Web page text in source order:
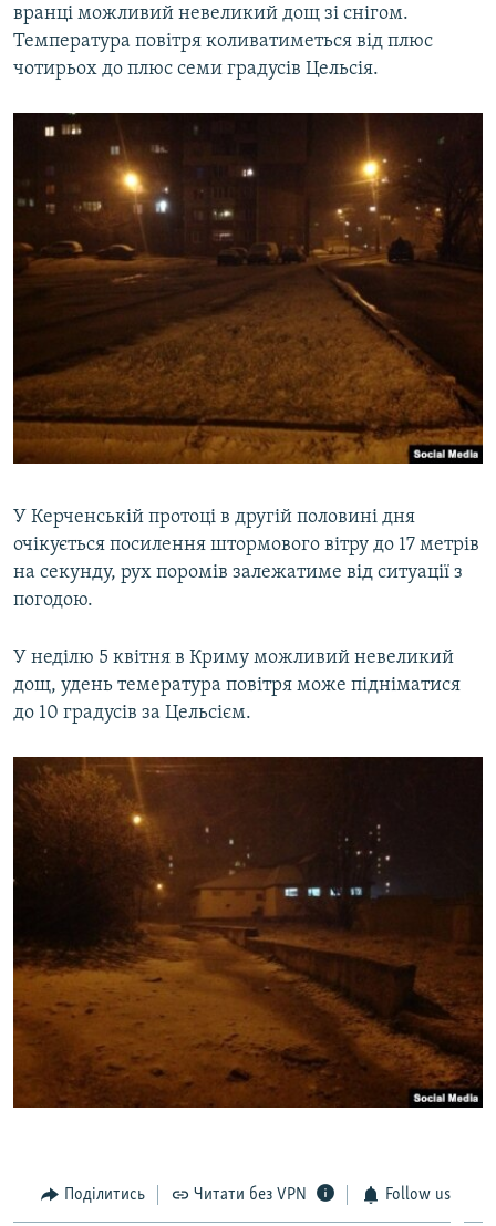
вранці можливий невеликий дощ зі снігом.
Температура повітря коливатиметься від плюс
чотирьох до плюс семи градусів Цельсія.
У Керченській протоці в другій половині дня
очікується посилення штормового вітру до 17 метрів
на секунду, рух поромів залежатиме від ситуації з
погодою.
У неділю 5 квітня в Криму можливий невеликий
дощ, удень темература повітря може підніматися
до 10 градусів за Цельсієм.
Поділитись Читати без VPN Follow us